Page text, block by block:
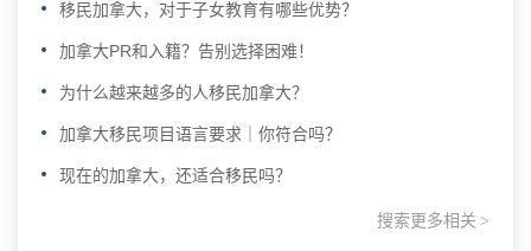
移民加拿大，对于子女教育有哪些优势？
加拿大PR和入籍？告别选择困难！
为什么越来越多的人移民加拿大？
加拿大移民项目语言要求｜你符合吗？
现在的加拿大，还适合移民吗？
搜索更多相关 >